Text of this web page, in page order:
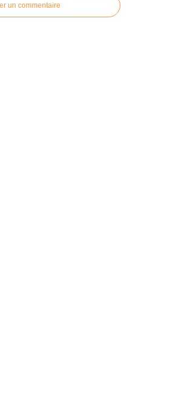
un commentaire